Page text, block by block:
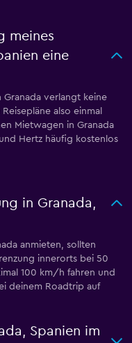
meines
eine
verlangt keine
also einmal
Mietwagen in Granada
Hertz häufig kostenlos
in Granada,
anmieten, sollten
innerorts bei 50
100 km/h fahren und
deinem Roadtrip auf
Spanien im